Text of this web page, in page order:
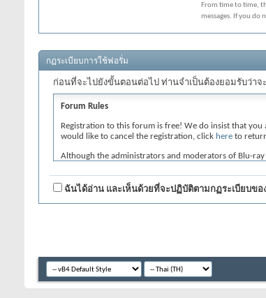
From time to time,
messages. If you
กฏระเบียบการใช้ฟอรั่ม
ก่อนที่จะไปยังขั้นตอนต่อไป ท่านจำเป็นต้องยอมรับว่า
Forum Rules
Registration to this forum is free! We do insist that
would like to cancel the registration, click here to
Although the administrators and moderators of Blu-
content of any message.
By agreeing to these rules, you warrant that you will
ฉันได้อ่าน และเห็นด้วยที่จะปฏิบัติตามกฏระเบียบของ